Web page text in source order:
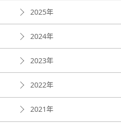
2025年
2024年
2023年
2022年
2021年